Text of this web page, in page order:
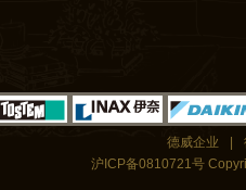
德威企业
沪ICP备0810721号